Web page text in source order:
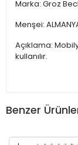
Marka: Groz
Menşei:
Açıklama:
kullanılır.
Benzer